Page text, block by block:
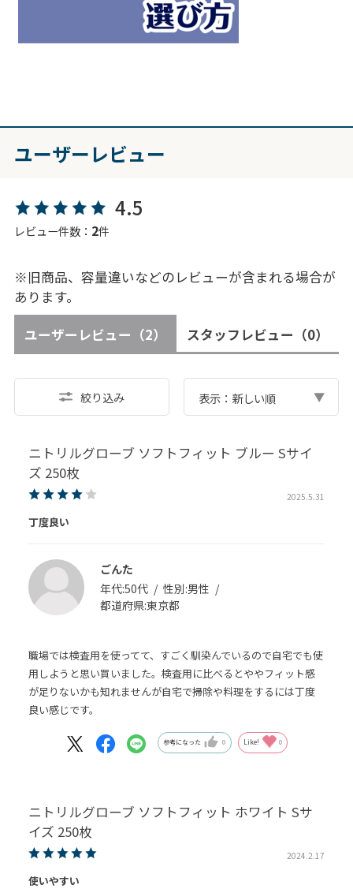
ユーザーレビュー
4.5
レビュー件数： 2件
※旧商品、容量違いなどのレビューが含まれる場合が
あります。
ユーザーレビュー （2） スタッフレビュー （0）
絞り込み 表示：新しい順
ニトリルグローブ ソフトフィット ブルー Sサイ
ズ 250枚
2025.5.31
丁度良い
ごんた
年代:50代 性別:男性
都道府県:東京都
職場では検査用を使ってて、すごく馴染んでいるので自宅でも使
用しようと思い買いました。検査用に比べるとややフィット感
が足りないかも知れませんが自宅で掃除や料理をするには丁度
良い感じです。
参考になった 0 Like! 0
ニトリルグローブ ソフトフィット ホワイト Sサ
イズ 250枚
2024.2.17
使いやすい